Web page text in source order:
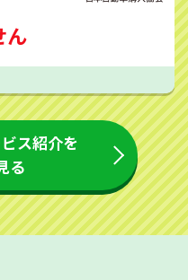
ん
ス紹介を
る